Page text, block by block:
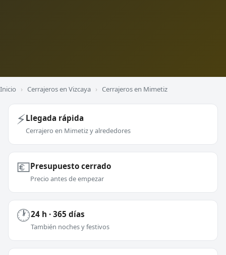
Inicio › Cerrajeros en Vizcaya › Cerrajeros en Mimetiz
⚡Llegada rápida
Cerrajero en Mimetiz y alrededores
💶Presupuesto cerrado
Precio antes de empezar
🕐24 h · 365 días
También noches y festivos